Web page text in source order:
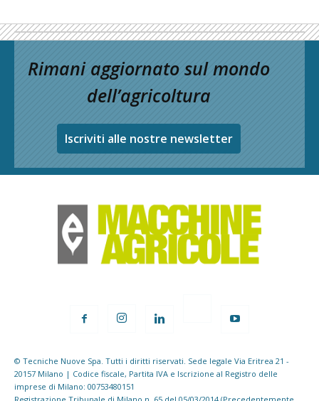
Rimani aggiornato sul mondo
dell’agricoltura
Iscriviti alle nostre newsletter
© Tecniche Nuove Spa. Tutti i diritti riservati. Sede legale Via Eritrea 21 -
20157 Milano | Codice fiscale, Partita IVA e Iscrizione al Registro delle
imprese di Milano: 00753480151